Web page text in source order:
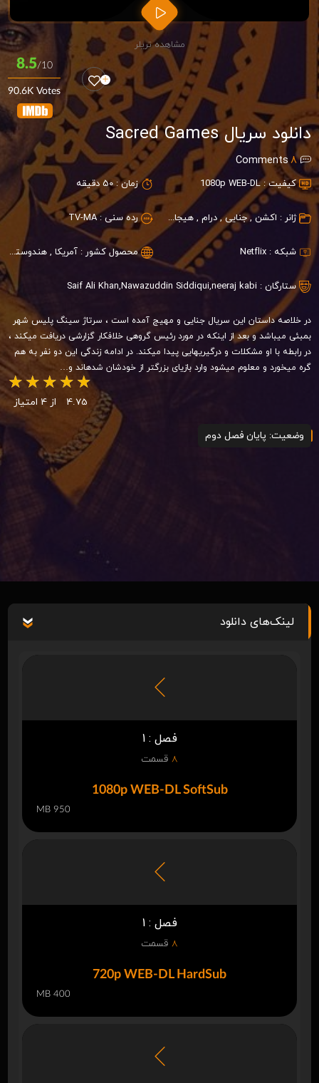
مشاهده تریلر
8.5/10
90.6K Votes
دانلود سریال Sacred Games
8
Comments
کیفیت : 1080p WEB-DL زمان : 50 دقیقه
ژانر : اکشن ,جنایی,درام ,هیجان انگیز رده سنی : TV-MA
شبکه : Netflix محصول کشور : آمریکا, هندوستان
ستارگان : Saif Ali Khan,Nawazuddin Siddiqui,neeraj kabi
در خلاصه داستان این سریال جنایی و مهیج آمده است ، سرتاژ سینگ پلیس شهر
بمبئی می‎باشد و بعد از اینکه در مورد رئیس گروهی خلافکار گزارشی دریافت می‎کند ،
در رابطه با او مشکلات و درگیری‎هایی پیدا می‎کند. در ادامه زندگی این دو نفر به هم
گره می‎خورد و معلوم می‎شود وارد بازی‎ای بزرگ‎تر از خودشان شده‎اند و…
4.75 از 4 امتیاز
وضعیت: پایان فصل دوم
لینک‌های دانلود
فصل : 1
8 قسمت
1080p WEB-DL SoftSub
950 MB
فصل : 1
8 قسمت
720p WEB-DL HardSub
400 MB